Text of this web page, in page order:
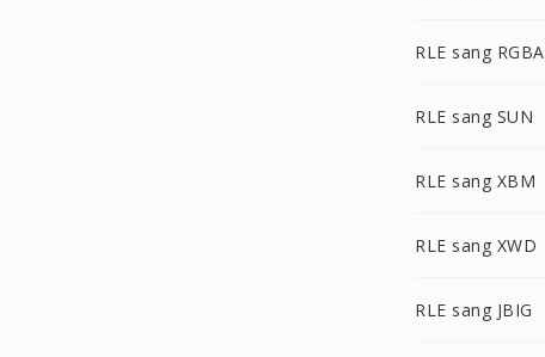
RLE sang RGBA
RLE sang SUN
RLE sang XBM
RLE sang XWD
RLE sang JBIG